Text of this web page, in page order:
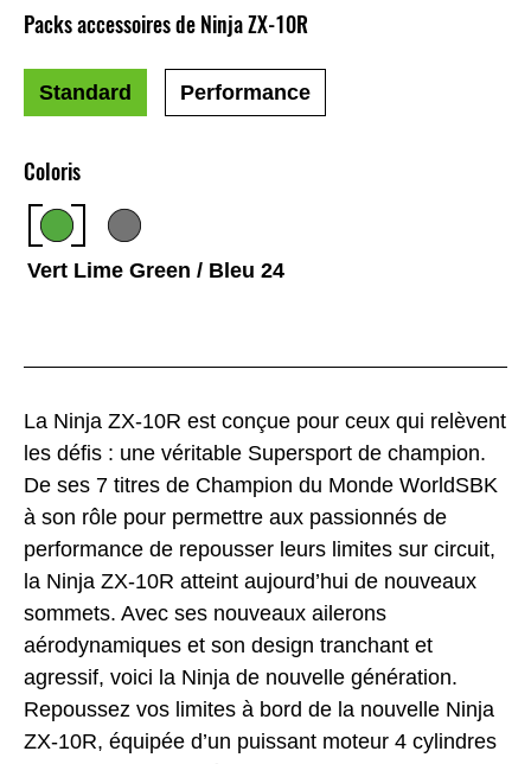
La Ninja ZX-10R est conçue pour ceux qui relèvent
les défis : une véritable Supersport de champion.
De ses 7 titres de Champion du Monde WorldSBK
à son rôle pour permettre aux passionnés de
performance de repousser leurs limites sur circuit,
la Ninja ZX-10R atteint aujourd’hui de nouveaux
sommets. Avec ses nouveaux ailerons
aérodynamiques et son design tranchant et
agressif, voici la Ninja de nouvelle génération.
Repoussez vos limites à bord de la nouvelle Ninja
ZX-10R, équipée d’un puissant moteur 4 cylindres
Coloris
Vert Lime Green / Bleu 24
Packs accessoires de Ninja ZX-10R
Standard Performance